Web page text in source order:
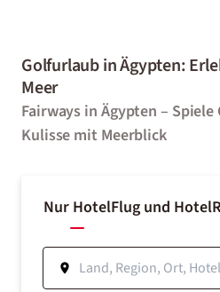
Golfurlaub in Ägypten:
Meer
Fairways in Ägypten –
Kulisse mit Meerblick
Nur HotelFlug und Hotel